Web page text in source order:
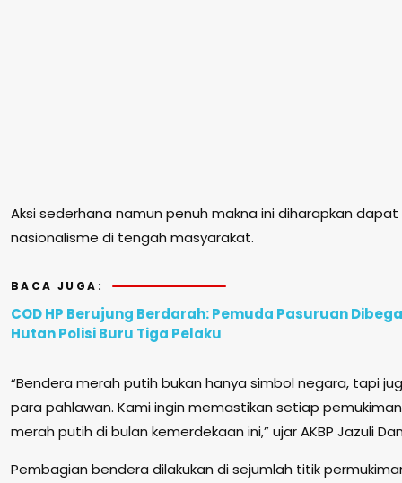
Aksi sederhana namun penuh makna ini diharapkan
nasionalisme di tengah masyarakat.
BACA JUGA:
COD HP Berujung Berdarah: Pemuda Pasuruan
Hutan Polisi Buru Tiga Pelaku
“Bendera merah putih bukan hanya simbol negara, tapi
para pahlawan. Kami ingin memastikan setiap
merah putih di bulan kemerdekaan ini,” ujar AKBP Jazuli
Pembagian bendera dilakukan di sejumlah titik